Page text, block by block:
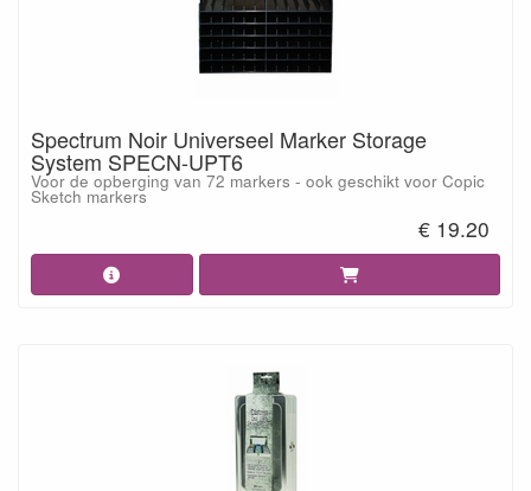
Spectrum Noir Universeel Marker Storage
System SPECN-UPT6
Voor de opberging van 72 markers - ook geschikt voor Copic
Sketch markers
€ 19.20